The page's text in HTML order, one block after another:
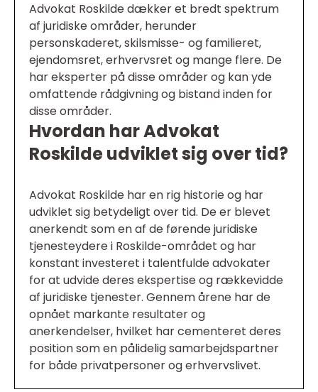
Advokat Roskilde dækker et bredt spektrum
af juridiske områder, herunder
personskaderet, skilsmisse- og familieret,
ejendomsret, erhvervsret og mange flere. De
har eksperter på disse områder og kan yde
omfattende rådgivning og bistand inden for
disse områder.
Hvordan har Advokat
Roskilde udviklet sig over tid?
Advokat Roskilde har en rig historie og har
udviklet sig betydeligt over tid. De er blevet
anerkendt som en af de førende juridiske
tjenesteydere i Roskilde-området og har
konstant investeret i talentfulde advokater
for at udvide deres ekspertise og rækkevidde
af juridiske tjenester. Gennem årene har de
opnået markante resultater og
anerkendelser, hvilket har cementeret deres
position som en pålidelig samarbejdspartner
for både privatpersoner og erhvervslivet.